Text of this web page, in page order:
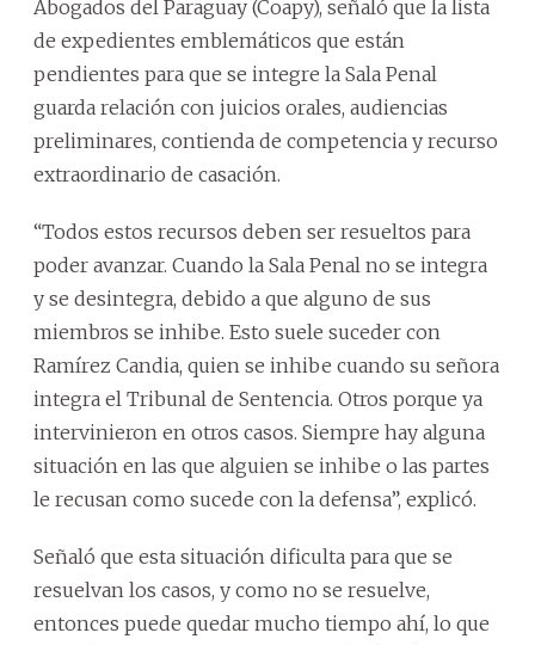
Abogados del Paraguay (Coapy), señaló que la lista
de expedientes emblemáticos que están
pendientes para que se integre la Sala Penal
guarda relación con juicios orales, audiencias
preliminares, contienda de competencia y recurso
extraordinario de casación.
“Todos estos recursos deben ser resueltos para
poder avanzar. Cuando la Sala Penal no se integra
y se desintegra, debido a que alguno de sus
miembros se inhibe. Esto suele suceder con
Ramírez Candia, quien se inhibe cuando su señora
integra el Tribunal de Sentencia. Otros porque ya
intervinieron en otros casos. Siempre hay alguna
situación en las que alguien se inhibe o las partes
le recusan como sucede con la defensa”, explicó.
Señaló que esta situación dificulta para que se
resuelvan los casos, y como no se resuelve,
entonces puede quedar mucho tiempo ahí, lo que